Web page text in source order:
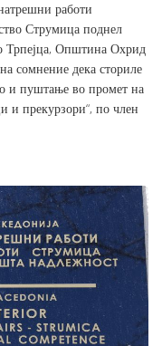
работи
Струмица поднел
Трпејца, Општина Охрид
сомнение дека сториле
и пуштање во промет на
и прекурзори“, по член